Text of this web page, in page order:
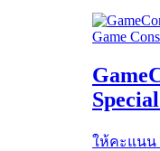
Game
ให้คะแนน